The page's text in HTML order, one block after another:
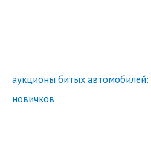
аукционы битых
новичков